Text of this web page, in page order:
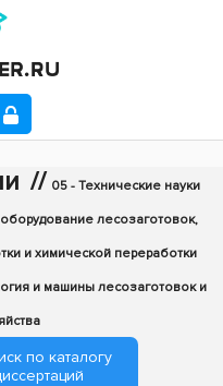
// 05 - Технические науки
лесозаготовок,
и химической переработки
и машины лесозаготовок и
по каталогу